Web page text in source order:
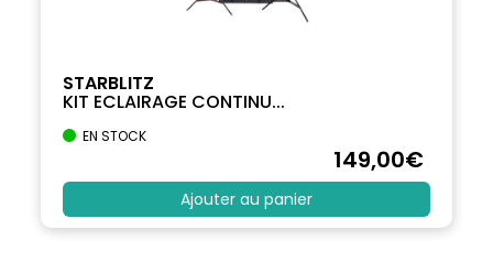
STARBLITZ
KIT ECLAIRAGE CONTINU...
EN STOCK
149,00€
Ajouter au panier